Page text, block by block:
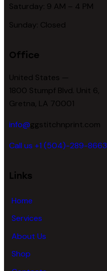
Saturday: 9 AM – 4 PM
Sunday: Closed
Office
United States —
1800 Stumpf Blvd. Unit 6,
Gretna, LA 70001
info@ggstitchnprint.com
Call us +1 (504)-289-8663
Links
Home
Services
About Us
Shop